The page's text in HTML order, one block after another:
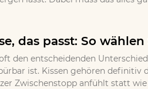
das passt: So
den entscheidenden
ist. Kissen gehören definitiv
Zwischenstopp anfühlt statt